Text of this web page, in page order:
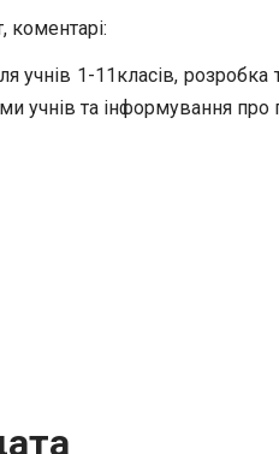
коментарі:
учнів 1-11класів,
учнів та інформування